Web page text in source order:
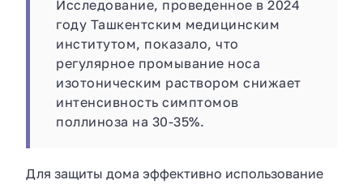
Исследование, проведенное в 2024
году Ташкентским медицинским
институтом, показало, что
регулярное промывание носа
изотоническим раствором снижает
интенсивность симптомов
поллиноза на 30-35%.
Для защиты дома эффективно использование